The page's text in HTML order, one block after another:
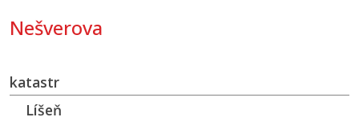
Nešverova
katastr
Líšeň